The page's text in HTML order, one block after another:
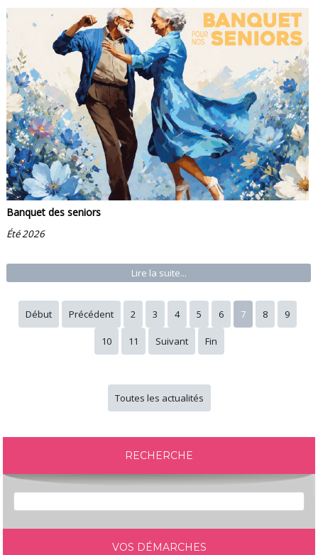
Banquet des seniors
Été 2026
Lire la suite...
Début Précédent 2 3 4 5 6 7 8 9
10 11 Suivant Fin
Toutes les actualités
RECHERCHE
VOS DÉMARCHES